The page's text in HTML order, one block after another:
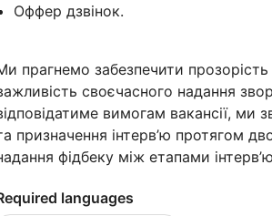
Оффер дзвінок.
прагнемо забезпечити
своєчасного надання
вимогам вакансії, ми
призначення інтерв’ю протягом
фідбеку між етапами
languages